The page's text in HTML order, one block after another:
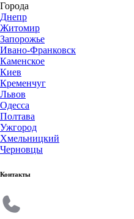
Города
Днепр
Житомир
Запорожье
Ивано-Франковск
Каменское
Киев
Кременчуг
Львов
Одесса
Полтава
Ужгород
Хмельницкий
Черновцы
Контакты